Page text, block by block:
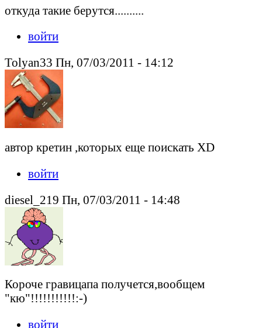
откуда такие берутся..........
войти
Tolyan33 Пн, 07/03/2011 - 14:12
автор кретин ,которых еще поискать ХD
войти
diesel_219 Пн, 07/03/2011 - 14:48
Короче гравицапа получется,вообщем
"кю"!!!!!!!!!!!:-)
войти